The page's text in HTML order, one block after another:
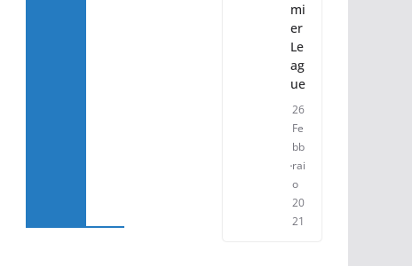
mi
er
Le
ag
ue
26
Fe
bb
rai
o
20
21